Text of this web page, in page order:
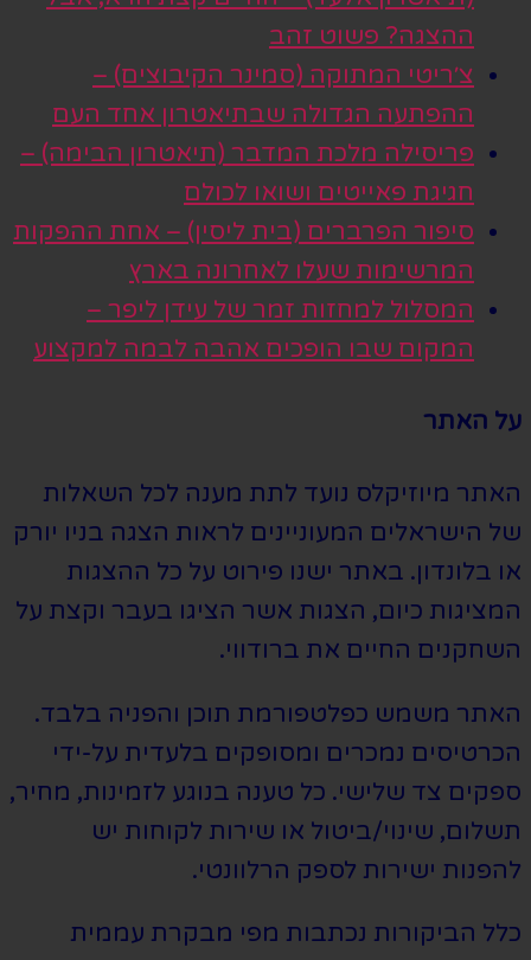
ההצגה? פשוט זהב
צ׳ריטי המתוקה (סמינר הקיבוצים) –
ההפתעה הגדולה שבתיאטרון אחד העם
פריסילה מלכת המדבר (תיאטרון הבימה) –
חגיגת פאייטים ושואו לכולם
סיפור הפרברים (בית ליסין) – אחת ההפקות
המרשימות שעלו לאחרונה בארץ
המסלול למחזות זמר של עידן ליפר –
המקום שבו הופכים אהבה לבמה למקצוע
על האתר
האתר מיוזיקלס נועד לתת מענה לכל השאלות
של הישראלים המעוניינים לראות הצגה בניו יורק
או בלונדון. באתר ישנו פירוט על כל ההצגות
המציגות כיום, הצגות אשר הציגו בעבר וקצת על
השחקנים החיים את ברודווי.
האתר משמש כפלטפורמת תוכן והפניה בלבד.
הכרטיסים נמכרים ומסופקים בלעדית על-ידי
ספקים צד שלישי. כל טענה בנוגע לזמינות, מחיר,
תשלום, שינוי/ביטול או שירות לקוחות יש
להפנות ישירות לספק הרלוונטי.
כלל הביקורות נכתבות מפי מבקרת עממית